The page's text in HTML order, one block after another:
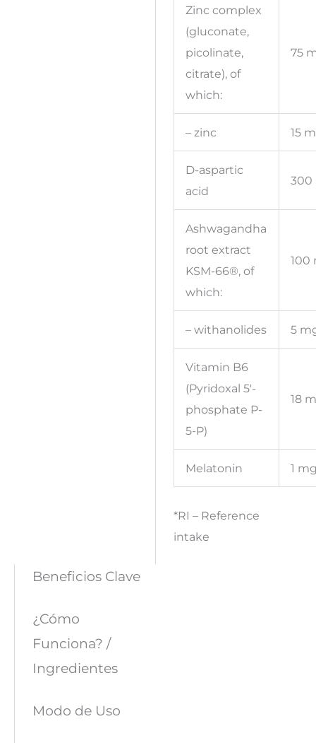
Zinc complex
(gluconate,
picolinate,
citrate), of
which:
75
– zinc 15
D-aspartic
acid
300
Ashwagandha
root extract
KSM-66®, of
which:
100
– withanolides 5
Vitamin B6
(Pyridoxal 5′-
phosphate P-
5-P)
18
Melatonin 1
*RI – Reference
intake
Beneficios Clave
¿Cómo
Funciona? /
Ingredientes
Modo de Uso